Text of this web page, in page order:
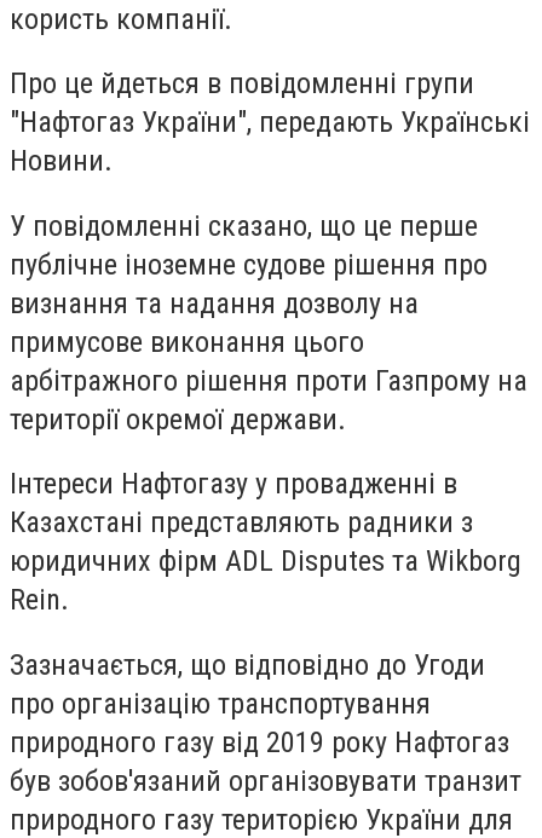
користь компанії.
Про це йдеться в повідомленні групи
"Нафтогаз України", передають Українські
Новини.
У повідомленні сказано, що це перше
публічне іноземне судове рішення про
визнання та надання дозволу на
примусове виконання цього
арбітражного рішення проти Газпрому на
території окремої держави.
Інтереси Нафтогазу у провадженні в
Казахстані представляють радники з
юридичних фірм ADL Disputes та Wikborg
Rein.
Зазначається, що відповідно до Угоди
про організацію транспортування
природного газу від 2019 року Нафтогаз
був зобов'язаний організовувати транзит
природного газу територією України для